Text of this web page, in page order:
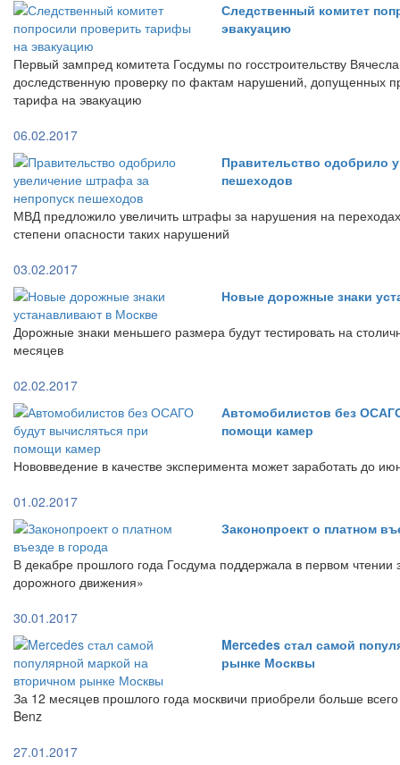
Следственный комитет
эвакуацию
Первый зампред комитета Госдумы по госстроительству
доследственную проверку по фактам нарушений, допущенных
тарифа на эвакуацию
06.02.2017
Правительство одобрило
пешеходов
МВД предложило увеличить штрафы за нарушения на
степени опасности таких нарушений
03.02.2017
Новые дорожные знаки
Дорожные знаки меньшего размера будут тестировать на
месяцев
02.02.2017
Автомобилистов без
помощи камер
Нововведение в качестве эксперимента может заработать до
01.02.2017
Законопроект о платном
В декабре прошлого года Госдума поддержала в первом чтении
дорожного движения»
30.01.2017
Mercedes стал самой
рынке Москвы
За 12 месяцев прошлого года москвичи приобрели больше
Benz
27.01.2017